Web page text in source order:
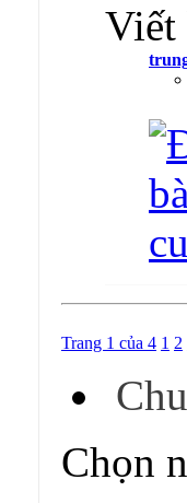
Viết
Trang 1 của 4 1 2
Chọn